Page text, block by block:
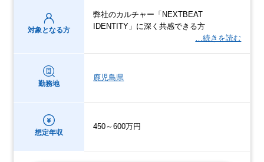
対象となる方
弊社のカルチャー「NEXTBEAT
IDENTITY」に深く共感できる方
…続きを読む
勤務地
鹿児島県
想定年収
450～600万円